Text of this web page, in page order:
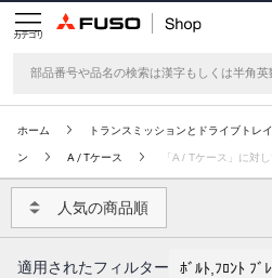
カテゴリ
ホーム トランスミッションとドライブトレ
ン A / Tケース 「A / Tケース」に対
人気の商品順
適用されたフィルター ﾎﾞﾙﾄ,ﾌﾛﾝﾄ ﾌﾞ